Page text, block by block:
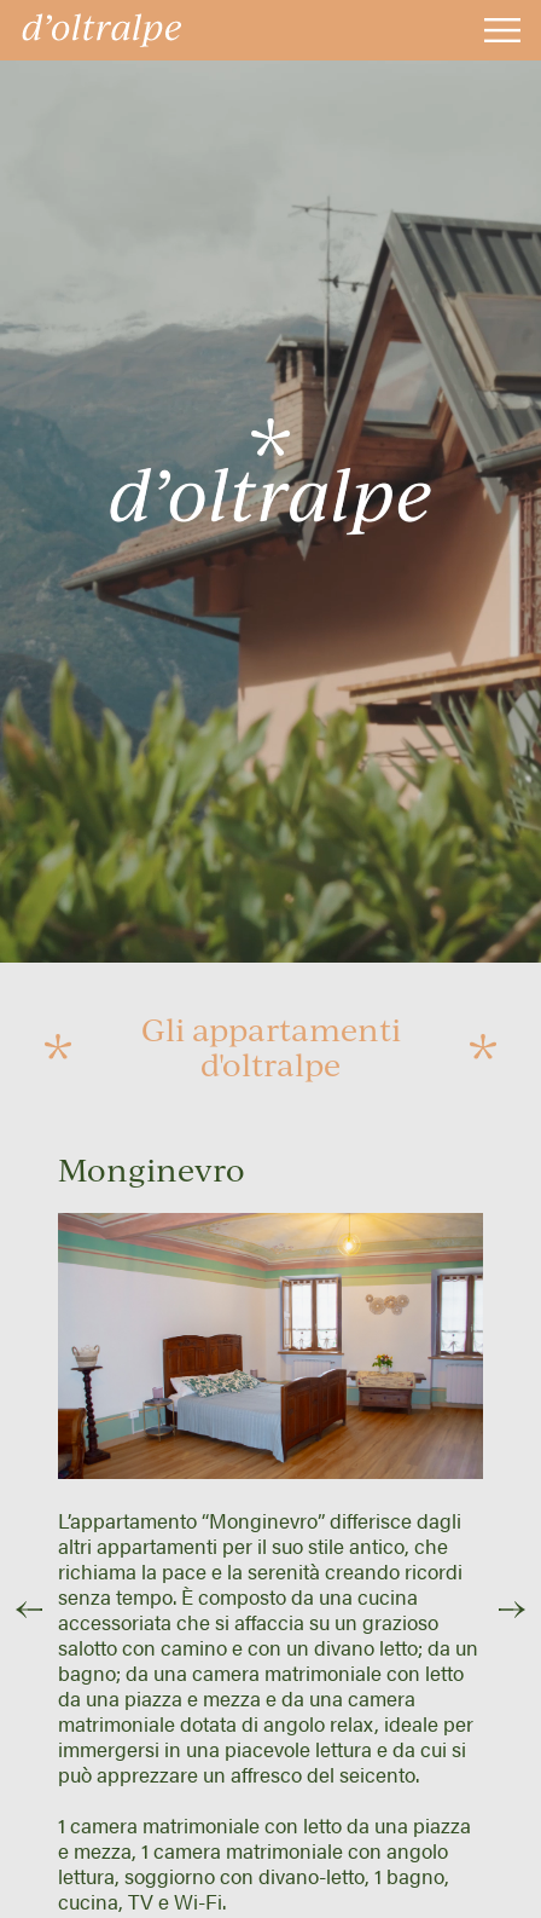
Gli appartamenti
d'oltralpe
Monginevro
L’appartamento “Monginevro” differisce dagli
altri appartamenti per il suo stile antico, che
richiama la pace e la serenità creando ricordi
senza tempo. È composto da una cucina
accessoriata che si affaccia su un grazioso
salotto con camino e con un divano letto; da un
bagno; da una camera matrimoniale con letto
da una piazza e mezza e da una camera
matrimoniale dotata di angolo relax, ideale per
immergersi in una piacevole lettura e da cui si
può apprezzare un affresco del seicento.
1 camera matrimoniale con letto da una piazza
e mezza, 1 camera matrimoniale con angolo
lettura, soggiorno con divano-letto, 1 bagno,
cucina, TV e Wi-Fi.